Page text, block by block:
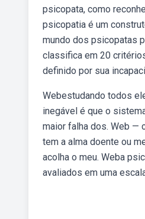
psicopata, como
psicopatia é um
mundo dos psicopatas
classifica em 20
definido por sua
Webestudando todos
inegável é que o
maior falha dos. Web —
tem a alma doente ou
acolha o meu. Weba
avaliados em uma